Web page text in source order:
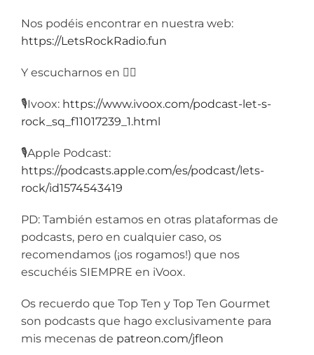
Nos podéis encontrar en nuestra web:
https://LetsRockRadio.fun
Y escucharnos en 👇🏼
🎙️Ivoox: https://www.ivoox.com/podcast-let-s-
rock_sq_f11017239_1.html
🎙️Apple Podcast:
https://podcasts.apple.com/es/podcast/lets-
rock/id1574543419
PD: También estamos en otras plataformas de
podcasts, pero en cualquier caso, os
recomendamos (¡os rogamos!) que nos
escuchéis SIEMPRE en iVoox.
Os recuerdo que Top Ten y Top Ten Gourmet
son podcasts que hago exclusivamente para
mis mecenas de patreon.com/jfleon